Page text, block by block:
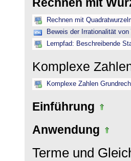
Rechnen mit
Beweis der Irrationalität von
Lernpfad: Beschreibende
Komplexe
Komplexe Zahlen
Einführung
Anwendung
Terme und